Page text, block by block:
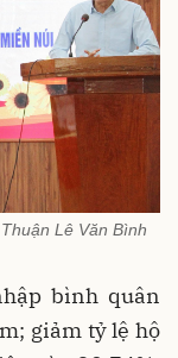
Lê Văn Bình
bình quân
giảm tỷ lệ hộ